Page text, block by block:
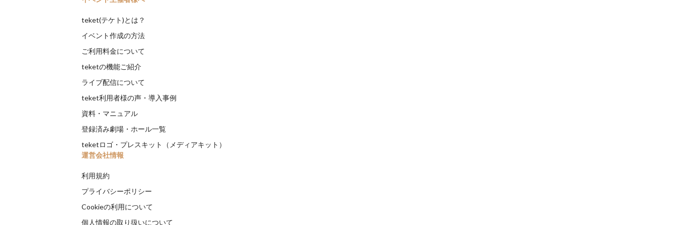
teket(テケト)とは？
イベント作成の方法
ご利用料金について
teketの機能ご紹介
ライブ配信について
teket利用者様の声・導入事例
資料・マニュアル
登録済み劇場・ホール一覧
teketロゴ・プレスキット（メディアキット）
運営会社情報
利用規約
プライバシーポリシー
Cookieの利用について
個人情報の取り扱いについて